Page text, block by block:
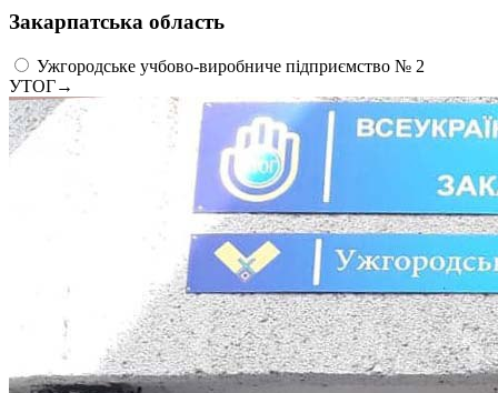
Закарпатська область
Ужгородське учбово-виробниче підприємство № 2
УТОГ→